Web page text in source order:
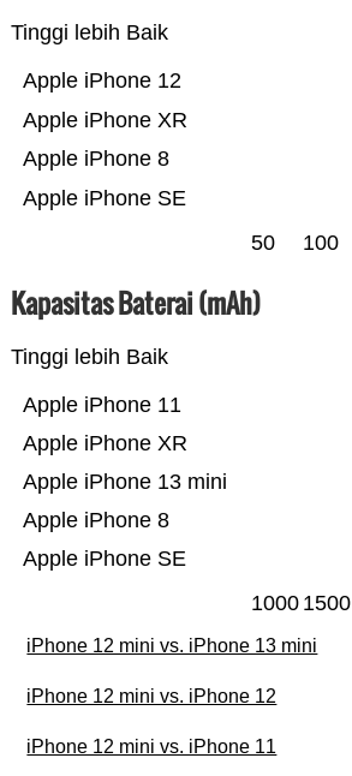
Tinggi lebih Baik
Apple iPhone SE
Apple iPhone 8
Apple iPhone XR
Apple iPhone 12
50 100
Kapasitas Baterai (mAh)
Tinggi lebih Baik
Apple iPhone SE
Apple iPhone 8
Apple iPhone 13 mini
Apple iPhone XR
Apple iPhone 11
1000 1500
iPhone 12 mini vs. iPhone 13 mini
iPhone 12 mini vs. iPhone 12
iPhone 12 mini vs. iPhone 11